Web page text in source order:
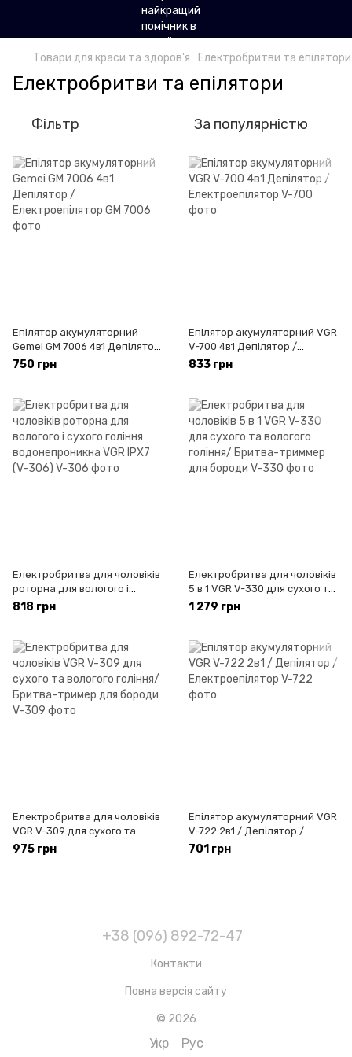
Товари для краси та здоров'я Електробритви та епілятори
Електробритви та епілятори
Фільтр За популярністю
Епілятор акумуляторний
Gemei GM 7006 4в1 Депілятор
/ Електроепілятор
750 грн
Епілятор акумуляторний VGR
V-700 4в1 Депілятор /
Електроепілятор
833 грн
Електробритва для чоловіків
роторна для вологого і
сухого гоління
818 грн
Електробритва для чоловіків
5 в 1 VGR V-330 для сухого та
вологого гоління/ Бритва-
1 279 грн
Електробритва для чоловіків
VGR V-309 для сухого та
вологого гоління/ Бритва-
975 грн
Епілятор акумуляторний VGR
V-722 2в1 / Депілятор /
Електроепілятор
701 грн
+38 (096) 892-72-47
Контакти
Повна версія сайту
© 2026
Укр Рус